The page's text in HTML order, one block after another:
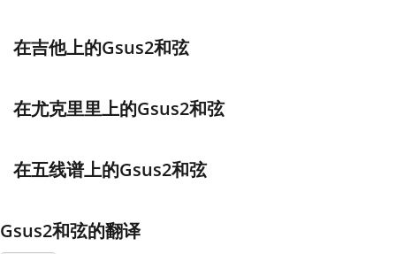
在吉他上的Gsus2和弦
在尤克里里上的Gsus2和弦
在五线谱上的Gsus2和弦
Gsus2和弦的翻译